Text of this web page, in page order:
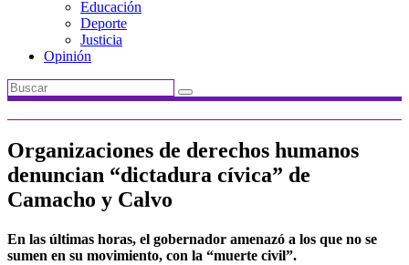
Educación
Deporte
Justicia
Opinión
Organizaciones de derechos humanos
denuncian “dictadura cívica” de
Camacho y Calvo
En las últimas horas, el gobernador amenazó a los que no se
sumen en su movimiento, con la “muerte civil”.